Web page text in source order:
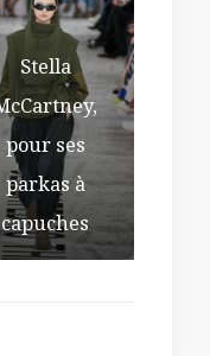
Stella
pour ses
parkas à
capuches